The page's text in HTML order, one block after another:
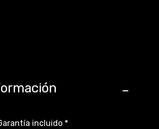
incluido *